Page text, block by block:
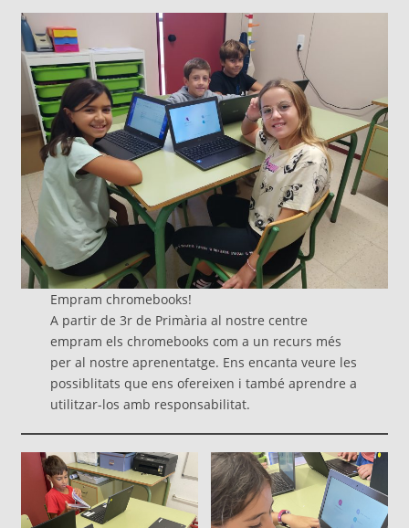
Empram chromebooks!
A partir de 3r de Primària al nostre centre
empram els chromebooks com a un recurs més
per al nostre aprenentatge. Ens encanta veure les
possiblitats que ens ofereixen i també aprendre a
utilitzar-los amb responsabilitat.